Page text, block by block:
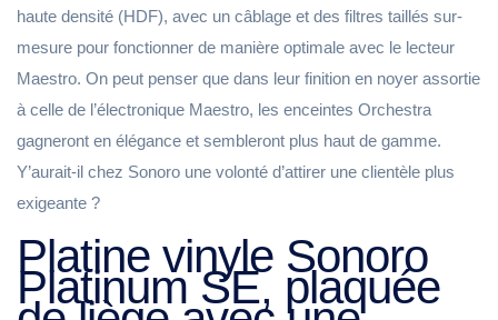
haute densité (HDF), avec un câblage et des filtres taillés sur-
mesure pour fonctionner de manière optimale avec le lecteur
Maestro. On peut penser que dans leur finition en noyer assortie
à celle de l’électronique Maestro, les enceintes Orchestra
gagneront en élégance et sembleront plus haut de gamme.
Y’aurait-il chez Sonoro une volonté d’attirer une clientèle plus
exigeante ?
Platine vinyle Sonoro
Platinum SE, plaquée